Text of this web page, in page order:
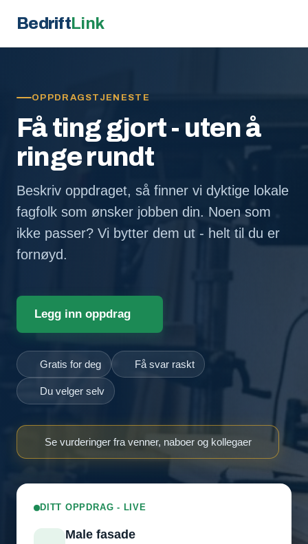
BedriftLink
OPPDRAGSTJENESTE
Få ting gjort - uten å
ringe rundt
Beskriv oppdraget, så finner vi dyktige lokale
fagfolk som ønsker jobben din. Noen som
ikke passer? Vi bytter dem ut - helt til du er
fornøyd.
Legg inn oppdrag
Gratis for deg Få svar raskt
Du velger selv
Se vurderinger fra venner, naboer og kollegaer
DITT OPPDRAG - LIVE
Male fasade